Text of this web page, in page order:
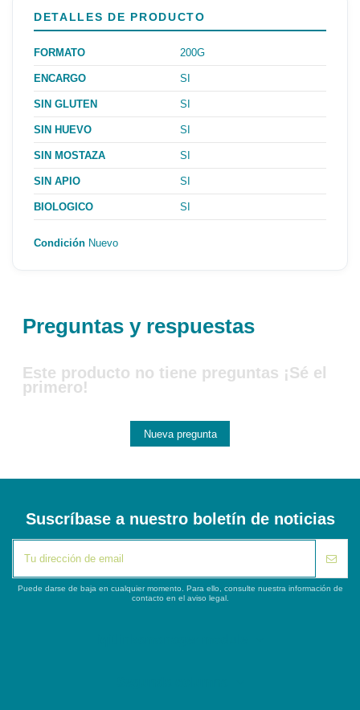
DETALLES DE PRODUCTO
FORMATO 200G
ENCARGO SI
SIN GLUTEN SI
SIN HUEVO SI
SIN MOSTAZA SI
SIN APIO SI
BIOLOGICO SI
Condición Nuevo
Preguntas y respuestas
Este producto no tiene preguntas ¡Sé el
primero!
Nueva pregunta
Suscríbase a nuestro boletín de noticias
Puede darse de baja en cualquier momento. Para ello, consulte nuestra información de
contacto en el aviso legal.